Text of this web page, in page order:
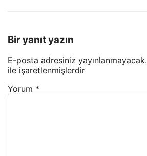
Bir yanıt yazın
E-posta adresiniz yayınlanmayacak.
ile işaretlenmişlerdir
Yorum *